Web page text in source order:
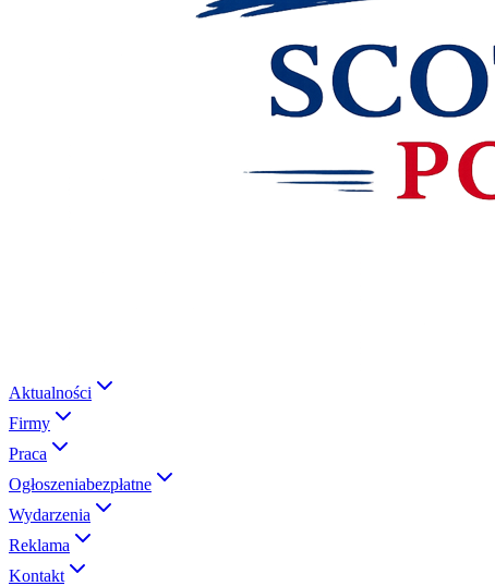
Aktualności
Firmy
Praca
Ogłoszeniabezpłatne
Wydarzenia
Reklama
Kontakt